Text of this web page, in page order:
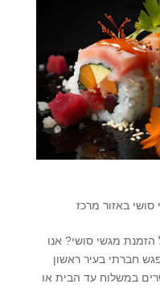
סושי באזור מרכז
הזמנת מגשי סושי? אנו
חברתי בעיר ראשון
סושי כשרים במשלוח עד הבית או